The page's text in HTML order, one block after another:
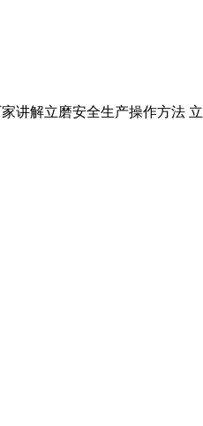
讲解立磨安全生产操作方法